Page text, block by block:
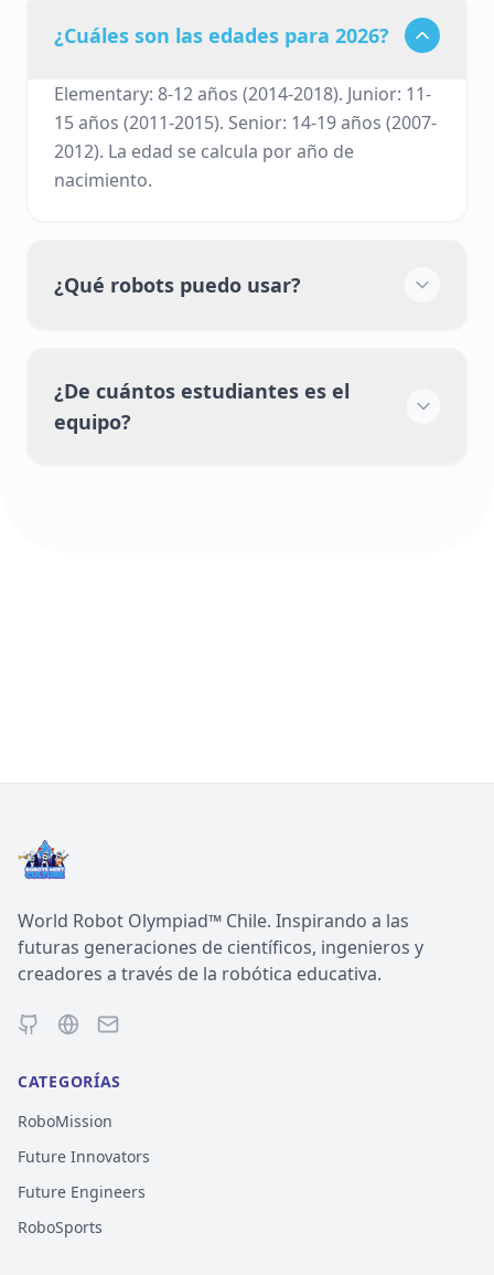
¿Cuáles son las edades para 2026?
Elementary: 8-12 años (2014-2018). Junior: 11-
15 años (2011-2015). Senior: 14-19 años (2007-
2012). La edad se calcula por año de
nacimiento.
¿Qué robots puedo usar?
¿De cuántos estudiantes es el
equipo?
World Robot Olympiad™ Chile. Inspirando a las
futuras generaciones de científicos, ingenieros y
creadores a través de la robótica educativa.
CATEGORÍAS
RoboMission
Future Innovators
Future Engineers
RoboSports